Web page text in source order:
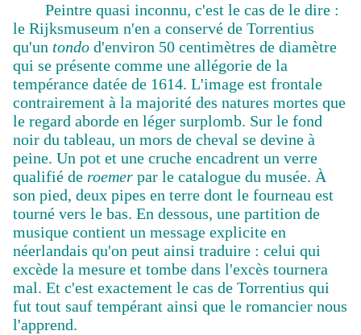
Peintre quasi inconnu, c'est le cas de le dire :
le Rijksmuseum n'en a conservé de Torrentius
qu'un tondo d'environ 50 centimètres de diamètre
qui se présente comme une allégorie de la
tempérance datée de 1614. L'image est frontale
contrairement à la majorité des natures mortes que
le regard aborde en léger surplomb. Sur le fond
noir du tableau, un mors de cheval se devine à
peine. Un pot et une cruche encadrent un verre
qualifié de roemer par le catalogue du musée. À
son pied, deux pipes en terre dont le fourneau est
tourné vers le bas. En dessous, une partition de
musique contient un message explicite en
néerlandais qu'on peut ainsi traduire : celui qui
excède la mesure et tombe dans l'excès tournera
mal. Et c'est exactement le cas de Torrentius qui
fut tout sauf tempérant ainsi que le romancier nous
l'apprend.